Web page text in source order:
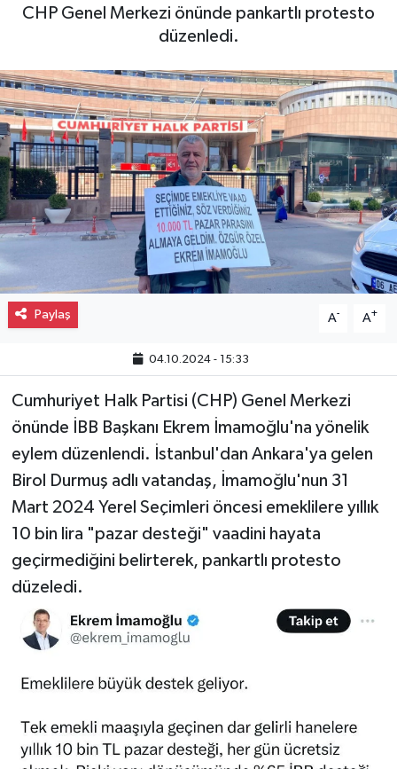
CHP Genel Merkezi önünde pankartlı protesto
düzenledi.
Paylaş A- A+
04.10.2024 - 15:33
Cumhuriyet Halk Partisi (CHP) Genel Merkezi
önünde İBB Başkanı Ekrem İmamoğlu'na yönelik
eylem düzenlendi. İstanbul'dan Ankara'ya gelen
Birol Durmuş adlı vatandaş, İmamoğlu'nun 31
Mart 2024 Yerel Seçimleri öncesi emeklilere yıllık
10 bin lira "pazar desteği" vaadini hayata
geçirmediğini belirterek, pankartlı protesto
düzeledi.
Gayrimenkul
Spor
Eğitim